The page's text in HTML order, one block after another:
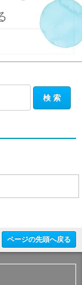
ページの先頭へ戻る